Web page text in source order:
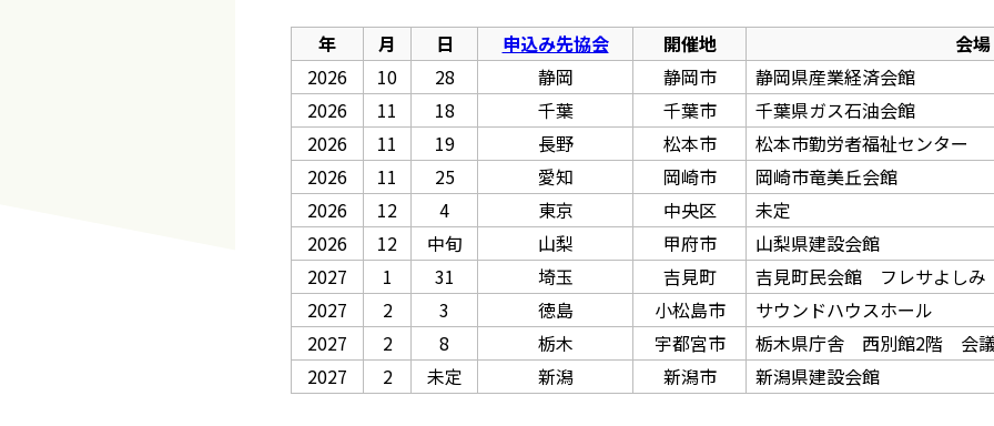
年 月 日 申込み先協会 開催地
会場
2026
10 28 静岡 静岡市
静岡県産業経済会館
2026
11 18 千葉 千葉市
千葉県ガス石油会館
2026
11 19 長野 松本市
松本市勤労者福祉センター
2026
11 25 愛知 岡崎市
岡崎市竜美丘会館
2026
12 4 東京 中央区
未定
2026
12 中旬 山梨 甲府市
山梨県建設会館
2027
1 31 埼玉 吉見町
吉見町民会館 フレサよしみ
2027
2 3 徳島 小松島市
サウンドハウスホール
2027
2 8 栃木 宇都宮市
栃木県庁舎 西別館2階 会
2027
2 未定 新潟 新潟市 新潟県建設会館